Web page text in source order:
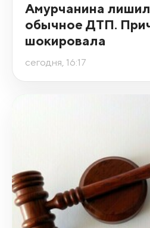
Амурчанина
обычное ДТП.
шокировала
сегодня, 16:17